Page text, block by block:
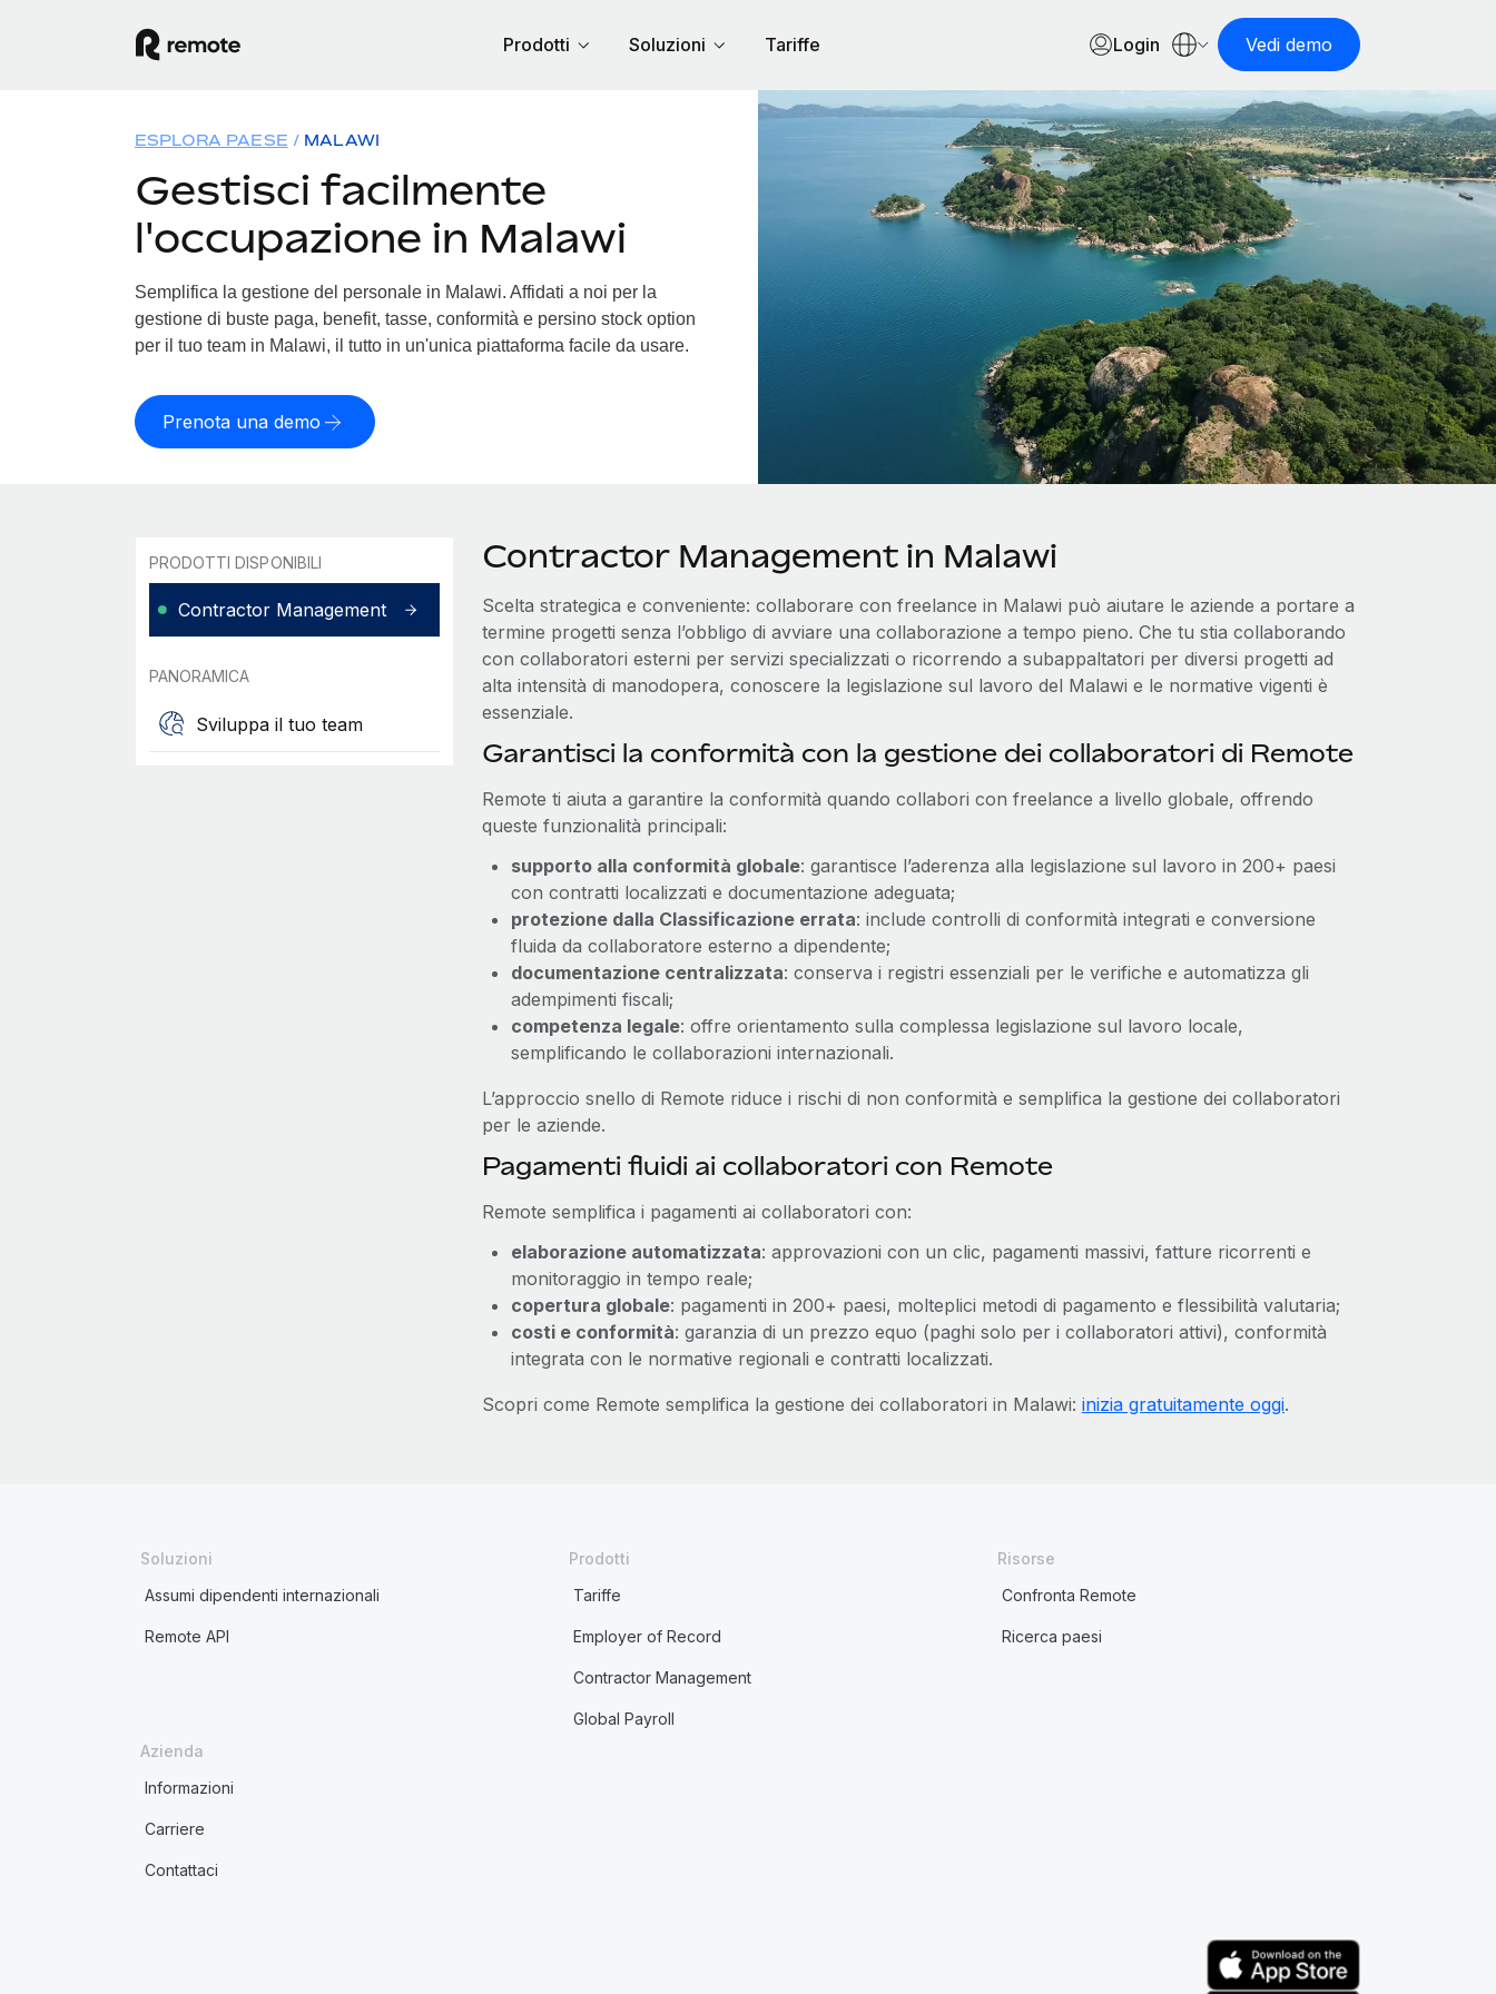
Prodotti Soluzioni Tariffe Login Vedi demo
ESPLORA PAESE MALAWI
Gestisci facilmente
l'occupazione in Malawi
Semplifica la gestione del personale in Malawi. Affidati a noi per la
gestione di buste paga, benefit, tasse, conformità e persino stock option
per il tuo team in Malawi, il tutto in un'unica piattaforma facile da usare.
Prenota una demo
PRODOTTI DISPONIBILI
Contractor Management
PANORAMICA
Sviluppa il tuo team
Contractor Management in Malawi
Scelta strategica e conveniente: collaborare con freelance in Malawi può aiutare le aziende a portare a
termine progetti senza l’obbligo di avviare una collaborazione a tempo pieno. Che tu stia collaborando
con collaboratori esterni per servizi specializzati o ricorrendo a subappaltatori per diversi progetti ad
alta intensità di manodopera, conoscere la legislazione sul lavoro del Malawi e le normative vigenti è
essenziale.
Garantisci la conformità con la gestione dei collaboratori di Remote
Remote ti aiuta a garantire la conformità quando collabori con freelance a livello globale, offrendo
queste funzionalità principali:
supporto alla conformità globale: garantisce l’aderenza alla legislazione sul lavoro in 200+ paesi
con contratti localizzati e documentazione adeguata;
protezione dalla Classificazione errata: include controlli di conformità integrati e conversione
fluida da collaboratore esterno a dipendente;
documentazione centralizzata: conserva i registri essenziali per le verifiche e automatizza gli
adempimenti fiscali;
competenza legale: offre orientamento sulla complessa legislazione sul lavoro locale,
semplificando le collaborazioni internazionali.
L’approccio snello di Remote riduce i rischi di non conformità e semplifica la gestione dei collaboratori
per le aziende.
Pagamenti fluidi ai collaboratori con Remote
Remote semplifica i pagamenti ai collaboratori con:
elaborazione automatizzata: approvazioni con un clic, pagamenti massivi, fatture ricorrenti e
monitoraggio in tempo reale;
copertura globale: pagamenti in 200+ paesi, molteplici metodi di pagamento e flessibilità valutaria;
costi e conformità: garanzia di un prezzo equo (paghi solo per i collaboratori attivi), conformità
integrata con le normative regionali e contratti localizzati.
Scopri come Remote semplifica la gestione dei collaboratori in Malawi: inizia gratuitamente oggi.
Soluzioni
Assumi dipendenti internazionali
Remote API
Prodotti
Tariffe
Employer of Record
Contractor Management
Global Payroll
Risorse
Confronta Remote
Ricerca paesi
Azienda
Informazioni
Carriere
Contattaci